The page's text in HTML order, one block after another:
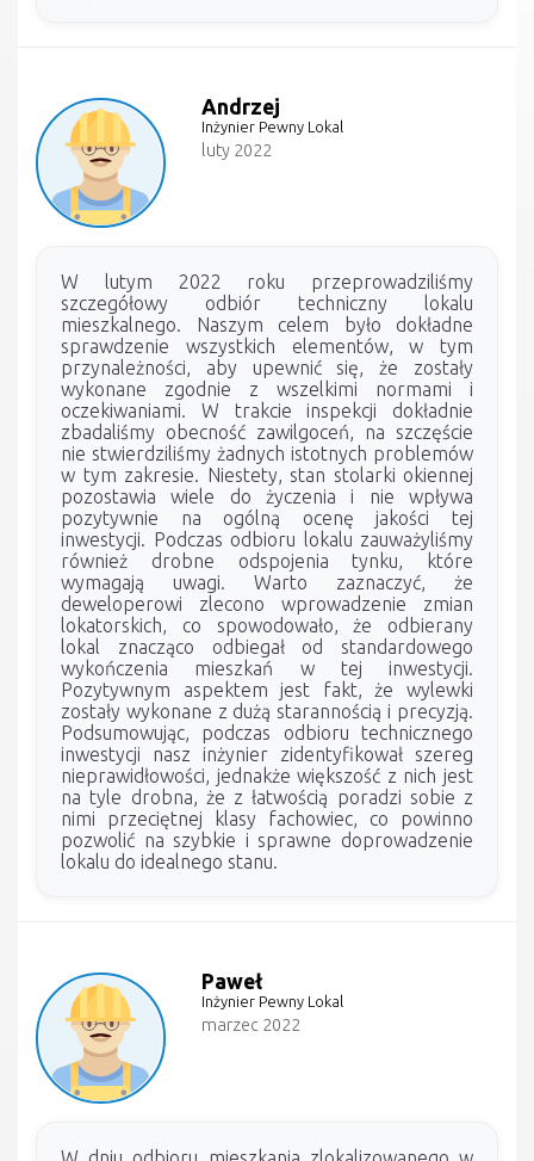
Andrzej
Inżynier Pewny Lokal
luty 2022
W lutym 2022 roku przeprowadziliśmy
szczegółowy odbiór techniczny lokalu
mieszkalnego. Naszym celem było dokładne
sprawdzenie wszystkich elementów, w tym
przynależności, aby upewnić się, że zostały
wykonane zgodnie z wszelkimi normami i
oczekiwaniami. W trakcie inspekcji dokładnie
zbadaliśmy obecność zawilgoceń, na szczęście
nie stwierdziliśmy żadnych istotnych problemów
w tym zakresie. Niestety, stan stolarki okiennej
pozostawia wiele do życzenia i nie wpływa
pozytywnie na ogólną ocenę jakości tej
inwestycji. Podczas odbioru lokalu zauważyliśmy
również drobne odspojenia tynku, które
wymagają uwagi. Warto zaznaczyć, że
deweloperowi zlecono wprowadzenie zmian
lokatorskich, co spowodowało, że odbierany
lokal znacząco odbiegał od standardowego
wykończenia mieszkań w tej inwestycji.
Pozytywnym aspektem jest fakt, że wylewki
zostały wykonane z dużą starannością i precyzją.
Podsumowując, podczas odbioru technicznego
inwestycji nasz inżynier zidentyfikował szereg
nieprawidłowości, jednakże większość z nich jest
na tyle drobna, że z łatwością poradzi sobie z
nimi przeciętnej klasy fachowiec, co powinno
pozwolić na szybkie i sprawne doprowadzenie
lokalu do idealnego stanu.
Paweł
Inżynier Pewny Lokal
marzec 2022